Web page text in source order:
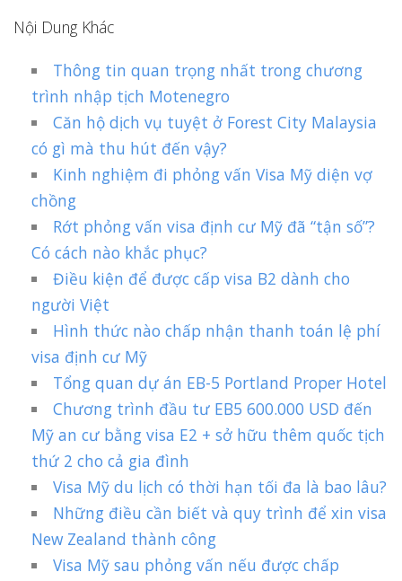
Nội Dung Khác
Thông tin quan trọng nhất trong chương
trình nhập tịch Motenegro
Căn hộ dịch vụ tuyệt ở Forest City Malaysia
có gì mà thu hút đến vậy?
Kinh nghiệm đi phỏng vấn Visa Mỹ diện vợ
chồng
Rớt phỏng vấn visa định cư Mỹ đã “tận số”?
Có cách nào khắc phục?
Điều kiện để được cấp visa B2 dành cho
người Việt
Hình thức nào chấp nhận thanh toán lệ phí
visa định cư Mỹ
Tổng quan dự án EB-5 Portland Proper Hotel
Chương trình đầu tư EB5 600.000 USD đến
Mỹ an cư bằng visa E2 + sở hữu thêm quốc tịch
thứ 2 cho cả gia đình
Visa Mỹ du lịch có thời hạn tối đa là bao lâu?
Những điều cần biết và quy trình để xin visa
New Zealand thành công
Visa Mỹ sau phỏng vấn nếu được chấp